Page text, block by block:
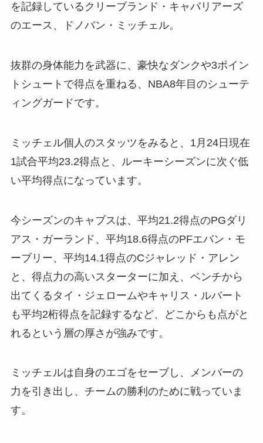
を記録しているクリーブランド・キャバリアーズ
のエース、ドノバン・ミッチェル。
抜群の身体能力を武器に、豪快なダンクや3ポイン
トシュートで得点を重ねる、NBA8年目のシューテ
ィングガードです。
ミッチェル個人のスタッツをみると、1月24日現在
1試合平均23.2得点と、ルーキーシーズンに次ぐ低
い平均得点になっています。
今シーズンのキャブスは、平均21.2得点のPGダリ
アス・ガーランド、平均18.6得点のPFエバン・モ
ーブリー、平均14.1得点のCジャレッド・アレン
と、得点力の高いスターターに加え、ベンチから
出てくるタイ・ジェロームやキャリス・ルバート
も平均2桁得点を記録するなど、どこからも点がと
れるという層の厚さが強みです。
ミッチェルは自身のエゴをセーブし、メンバーの
力を引き出し、チームの勝利のために戦っていま
す。